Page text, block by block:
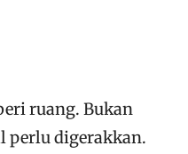
ruang. Bukan
perlu digerakkan.